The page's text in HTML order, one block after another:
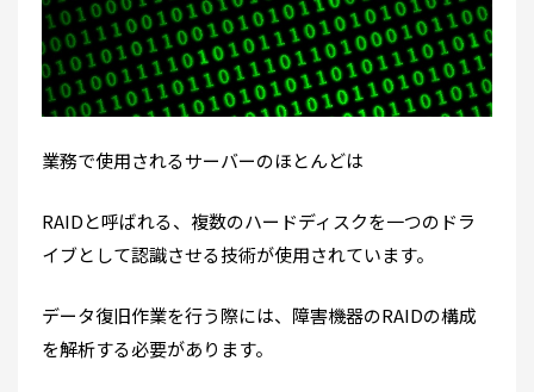
業務で使用されるサーバーのほとんどは
RAIDと呼ばれる、複数のハードディスクを一つのドラ
イブとして認識させる技術が使用されています。
データ復旧作業を行う際には、障害機器のRAIDの構成
を解析する必要があります。